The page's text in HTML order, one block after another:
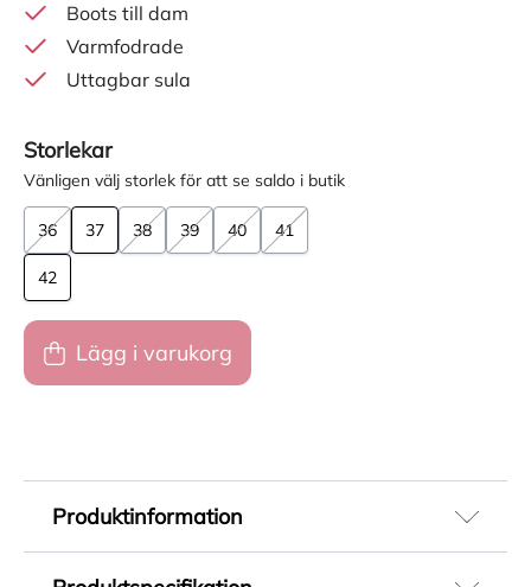
Boots till dam
Varmfodrade
Uttagbar sula
Storlekar
Vänligen välj storlek för att se saldo i butik
36 37 38 39 40 41
42
Lägg i varukorg
Produktinformation